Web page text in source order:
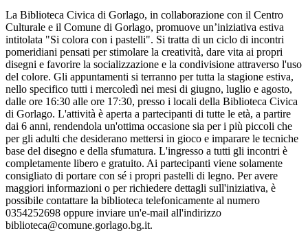
La Biblioteca Civica di Gorlago, in collaborazione con il Centro
Culturale e il Comune di Gorlago, promuove un’iniziativa estiva
intitolata "Si colora con i pastelli". Si tratta di un ciclo di incontri
pomeridiani pensati per stimolare la creatività, dare vita ai propri
disegni e favorire la socializzazione e la condivisione attraverso l'uso
del colore. Gli appuntamenti si terranno per tutta la stagione estiva,
nello specifico tutti i mercoledì nei mesi di giugno, luglio e agosto,
dalle ore 16:30 alle ore 17:30, presso i locali della Biblioteca Civica
di Gorlago. L'attività è aperta a partecipanti di tutte le età, a partire
dai 6 anni, rendendola un'ottima occasione sia per i più piccoli che
per gli adulti che desiderano mettersi in gioco e imparare le tecniche
base del disegno e della sfumatura. L'ingresso a tutti gli incontri è
completamente libero e gratuito. Ai partecipanti viene solamente
consigliato di portare con sé i propri pastelli di legno. Per avere
maggiori informazioni o per richiedere dettagli sull'iniziativa, è
possibile contattare la biblioteca telefonicamente al numero
0354252698 oppure inviare un'e-mail all'indirizzo
biblioteca@comune.gorlago.bg.it.